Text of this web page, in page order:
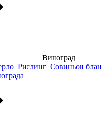
Виноград
Рислинг Совиньон блан